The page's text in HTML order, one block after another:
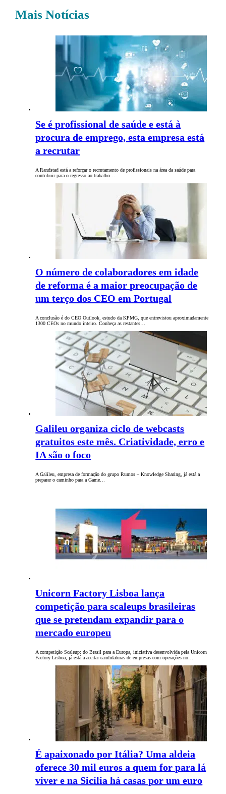
Mais Notícias
Se é profissional de saúde e está à
procura de emprego, esta empresa está
a recrutar
A Randstad está a reforçar o recrutamento de profissionais na área da saúde para
contribuir para o regresso ao trabalho…
O número de colaboradores em idade
de reforma é a maior preocupação de
um terço dos CEO em Portugal
A conclusão é do CEO Outlook, estudo da KPMG, que entrevistou aproximadamente
1300 CEOs no mundo inteiro. Conheça as restantes…
Galileu organiza ciclo de webcasts
gratuitos este mês. Criatividade, erro e
IA são o foco
A Galileu, empresa de formação do grupo Rumos – Knowledge Sharing, já está a
preparar o caminho para a Game…
Unicorn Factory Lisboa lança
competição para scaleups brasileiras
que se pretendam expandir para o
mercado europeu
A competição Scaleup: do Brasil para a Europa, iniciativa desenvolvida pela Unicorn
Factory Lisboa, já está a aceitar candidaturas de empresas com operações no…
É apaixonado por Itália? Uma aldeia
oferece 30 mil euros a quem for para lá
viver e na Sicília há casas por um euro